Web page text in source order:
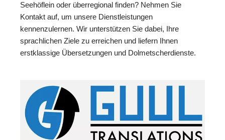
Seehöflein oder überregional finden? Nehmen Sie
Kontakt auf, um unsere Dienstleistungen
kennenzulernen. Wir unterstützen Sie dabei, Ihre
sprachlichen Ziele zu erreichen und liefern Ihnen
erstklassige Übersetzungen und Dolmetscherdienste.